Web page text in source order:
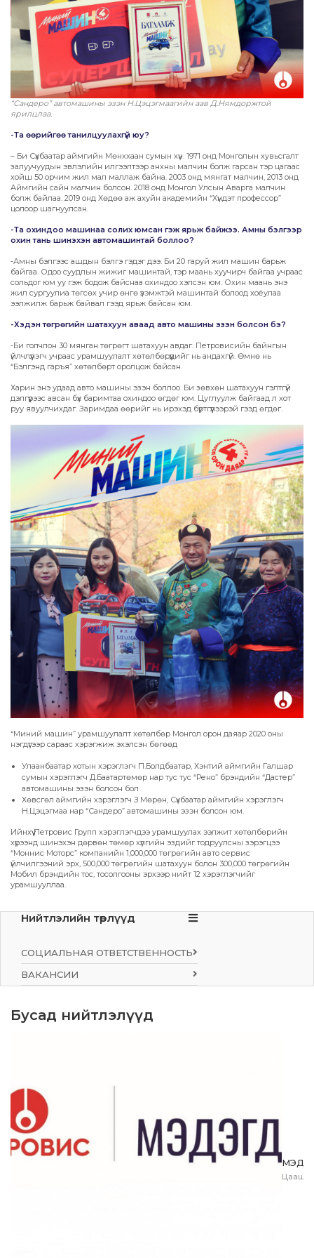
“Сандеро” автомашины эзэн Н.Цэцэгмаагийн аав Д.Нямдоржтой
ярилцлаа.
-Та өөрийгөө танилцуулахгүй юу?
– Би Сүхбаатар аймгийн Мөнххаан сумын хүн. 1971 онд Монголын хувьсгалт
залуучуудын эвлэлийн илгээлтээр анхны малчин болж гарсан тэр цагаас
хойш 50 орчим жил мал маллаж байна. 2003 онд мянгат малчин, 2013 онд
Аймгийн сайн малчин болсон. 2018 онд Монгол Улсын Аварга малчин
болж байлаа. 2019 онд Хөдөө аж ахуйн академийн “Хүндэт профессор”
цолоор шагнуулсан.
-Та охиндоо машинаа солих юмсан гэж ярьж байжээ. Амны бэлгээр
охин тань шинэхэн автомашинтай боллоо?
-Амны бэлгээс ашдын бэлгэ гэдэг дээ. Би 20 гаруй жил машин барьж
байгаа. Одоо суудлын жижиг машинтай, тэр маань хуучирч байгаа учраас
сольдог юм уу гэж бодож байснаа охиндоо хэлсэн юм. Охин маань энэ
жил сургуулиа төгсөх учир өнгө үзэмжтэй машинтай болоод хоёулаа
ээлжилж барьж байвал гээд ярьж байсан юм.
-Хэдэн төгрөгийн шатахуун аваад авто машины эзэн болсон бэ?
-Би голчлон 30 мянган төгрөгт шатахуун авдаг. Петровисийн байнгын
үйлчлүүлэгч учраас урамшуулалт хөтөлбөрүүдийг нь андахгүй. Өмнө нь
“Бэлгэнд гаръя” хөтөлбөрт оролцож байсан.
Харин энэ удаад авто машины эзэн боллоо. Би зөвхөн шатахуун гэлтгүй
дэлгүүрээс авсан бүх баримтаа охиндоо өгдөг юм. Цуглуулж байгаад л хот
руу явуулчихдаг. Заримдаа өөрийг нь ирэхэд бүртгүүлээрэй гээд өгдөг.
“Миний машин” урамшуулалт хөтөлбөр Монгол орон даяар 2020 оны
нэгдүгээр сараас хэрэгжиж эхэлсэн бөгөөд
Улаанбаатар хотын хэрэглэгч П.Болдбаатар, Хэнтий аймгийн Галшар
сумын хэрэглэгч Д.Баатартөмөр нар тус тус “Рено” брэндийн “Дастер”
автомашины эзэн болсон бол
Хөвсгөл аймгийн хэрэглэгч З.Мөрөн, Сүхбаатар аймгийн хэрэглэгч
Н.Цэцэгмаа нар “Сандеро” автомашины эзэн болсон юм.
Ийнхүү Петровис Групп хэрэглэгчдээ урамшуулах ээлжит хөтөлбөрийн
хүрээнд шинэхэн дөрвөн төмөр хүлгийн эздийг тодруулсны зэрэгцээ
“Моннис Моторс” компанийн 1,000,000 төгрөгийн авто сервис
үйлчилгээний эрх, 500,000 төгрөгийн шатахуун болон 300,000 төгрөгийн
Мобил брэндийн тос, тосолгооны эрхээр нийт 12 хэрэглэгчийг
урамшууллаа.
Нийтлэлийн төрлүүд
СОЦИАЛЬНАЯ ОТВЕТСТВЕННОСТЬ
ВАКАНСИИ
Бусад нийтлэлүүд
Цааш